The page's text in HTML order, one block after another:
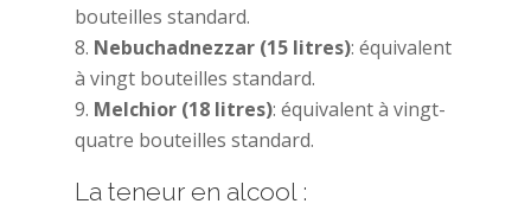
bouteilles standard.
Nebuchadnezzar (15 litres): équivalent
à vingt bouteilles standard.
Melchior (18 litres): équivalent à vingt-
quatre bouteilles standard.
La teneur en alcool :